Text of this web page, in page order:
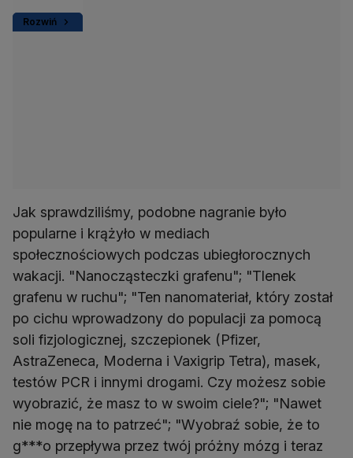
Rozwiń
Jak sprawdziliśmy, podobne nagranie było
popularne i krążyło w mediach
społecznościowych podczas ubiegłorocznych
wakacji. "Nanocząsteczki grafenu"; "Tlenek
grafenu w ruchu"; "Ten nanomateriał, który został
po cichu wprowadzony do populacji za pomocą
soli fizjologicznej, szczepionek (Pfizer,
AstraZeneca, Moderna i Vaxigrip Tetra), masek,
testów PCR i innymi drogami. Czy możesz sobie
wyobrazić, że masz to w swoim ciele?"; "Nawet
nie mogę na to patrzeć"; "Wyobraź sobie, że to
g***o przepływa przez twój próżny mózg i teraz